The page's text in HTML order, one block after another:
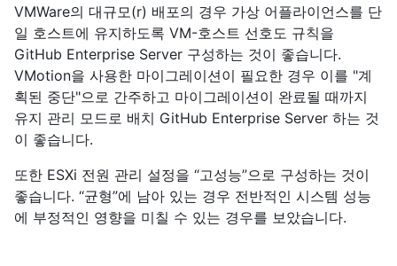
VMWare의 대규모(r) 배포의 경우 가상 어플라이언스를 단
일 호스트에 유지하도록 VM-호스트 선호도 규칙을
GitHub Enterprise Server 구성하는 것이 좋습니다.
VMotion을 사용한 마이그레이션이 필요한 경우 이를 "계
획된 중단"으로 간주하고 마이그레이션이 완료될 때까지
유지 관리 모드로 배치 GitHub Enterprise Server 하는 것
이 좋습니다.
또한 ESXi 전원 관리 설정을 “고성능”으로 구성하는 것이
좋습니다. “균형”에 남아 있는 경우 전반적인 시스템 성능
에 부정적인 영향을 미칠 수 있는 경우를 보았습니다.